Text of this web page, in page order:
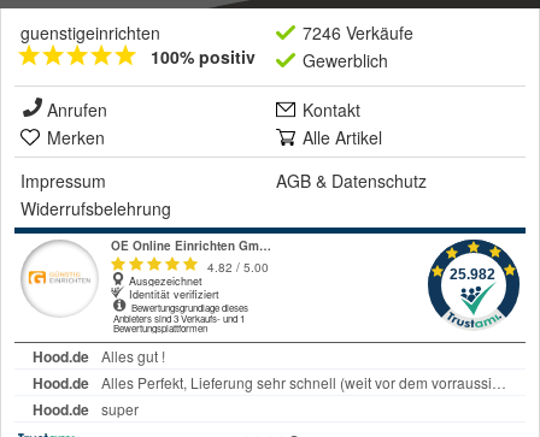
guenstigeinrichten
100% positiv
7246 Verkäufe
Gewerblich
Anrufen
Kontakt
Merken
Alle Artikel
Impressum
AGB & Datenschutz
Widerrufsbelehrung